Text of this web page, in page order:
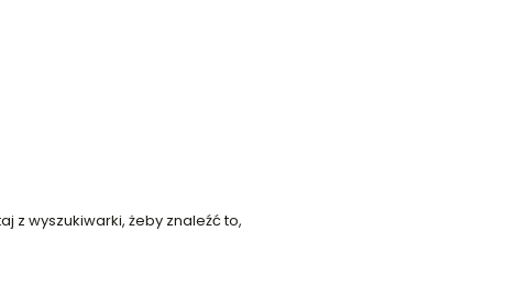
z wyszukiwarki, żeby znaleźć to,